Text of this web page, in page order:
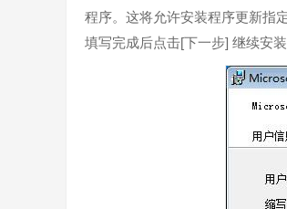
- Outlook：改进相当大，支持
- Click-to-Run：给专业人士用的
- 易用性：键盘可以操作Excel更
- 宏与扩展：完全不变！现在的都
程序。这将允许安装程序更新指
填写完成后点击[下一步] 继续安装